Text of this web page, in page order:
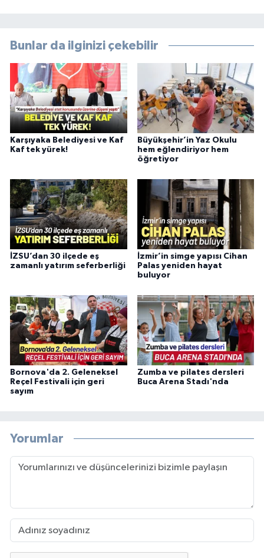
Bunlar da ilginizi çekebilir
Karşıyaka Belediyesi ve Kaf
Kaf tek yürek!
Büyükşehir’in Yaz Okulu
hem eğlendiriyor hem
öğretiyor
İZSU’dan 30 ilçede eş
zamanlı yatırım seferberliği
İzmir’in simge yapısı Cihan
Palas yeniden hayat
buluyor
Bornova'da 2. Geleneksel
Reçel Festivali için geri
sayım
Zumba ve pilates dersleri
Buca Arena Stadı'nda
Yorumlar